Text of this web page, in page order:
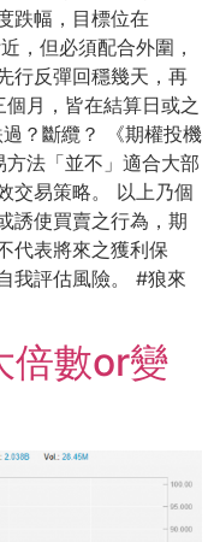
跌幅，目標位在
，但必須配合外圍，
行反彈回穩幾天，再
月，皆在結算日或之
？斷纜？ 《期權投機
法「並不」適合大部
交易策略。 以上乃個
誘使買賣之行為，期
代表將來之獲利保
我評估風險。 #狼來
倍數or變